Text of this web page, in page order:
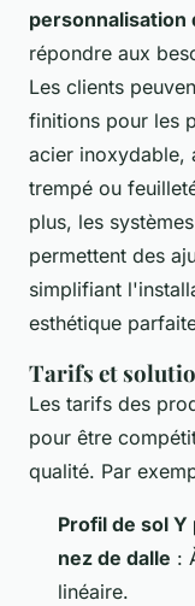
personnalisation
répondre aux
Les clients
finitions pour les
acier inoxydable,
trempé ou
plus, les
permettent des
simplifiant
esthétique
Tarifs et
Les tarifs des
pour être
qualité. Par
Profil de sol
nez de dalle :
linéaire.